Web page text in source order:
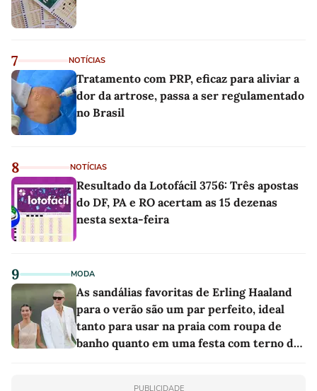
7 NOTÍCIAS
Tratamento com PRP, eficaz para aliviar a
dor da artrose, passa a ser regulamentado
no Brasil
8 NOTÍCIAS
Resultado da Lotofácil 3756: Três apostas
do DF, PA e RO acertam as 15 dezenas
nesta sexta-feira
9 MODA
As sandálias favoritas de Erling Haaland
para o verão são um par perfeito, ideal
tanto para usar na praia com roupa de
banho quanto em uma festa com terno de
PUBLICIDADE